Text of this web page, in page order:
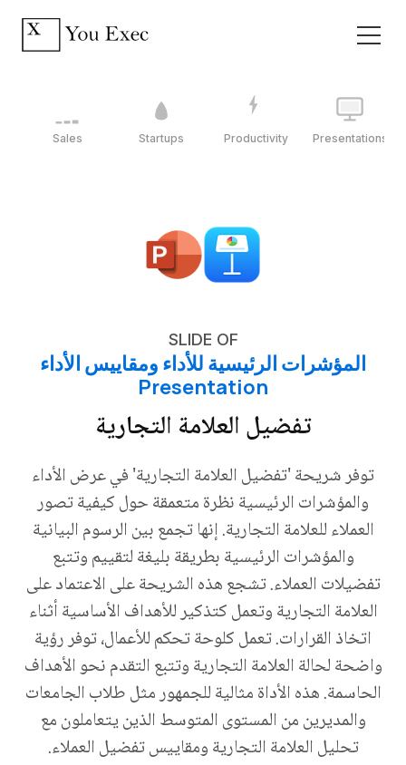
Sales Startups Productivity Presentations
SLIDE OF
المؤشرات الرئيسية للأداء ومقاييس الأداء
Presentation
تفضيل العلامة التجارية
توفر شريحة 'تفضيل العلامة التجارية' في عرض الأداء
والمؤشرات الرئيسية نظرة متعمقة حول كيفية تصور
العملاء للعلامة التجارية. إنها تجمع بين الرسوم البيانية
والمؤشرات الرئيسية بطريقة بليغة لتقييم وتتبع
تفضيلات العملاء. تشجع هذه الشريحة على الاعتماد على
العلامة التجارية وتعمل كتذكير للأهداف الأساسية أثناء
اتخاذ القرارات. تعمل كلوحة تحكم للأعمال، توفر رؤية
واضحة لحالة العلامة التجارية وتتبع التقدم نحو الأهداف
الحاسمة. هذه الأداة مثالية للجمهور مثل طلاب الجامعات
والمديرين من المستوى المتوسط الذين يتعاملون مع
تحليل العلامة التجارية ومقاييس تفضيل العملاء.